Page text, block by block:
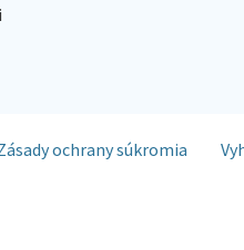
ochrany súkromia